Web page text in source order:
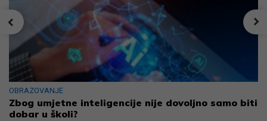
OBRAZOVANJE
Zbog umjetne inteligencije nije dovoljno samo biti
dobar u školi?